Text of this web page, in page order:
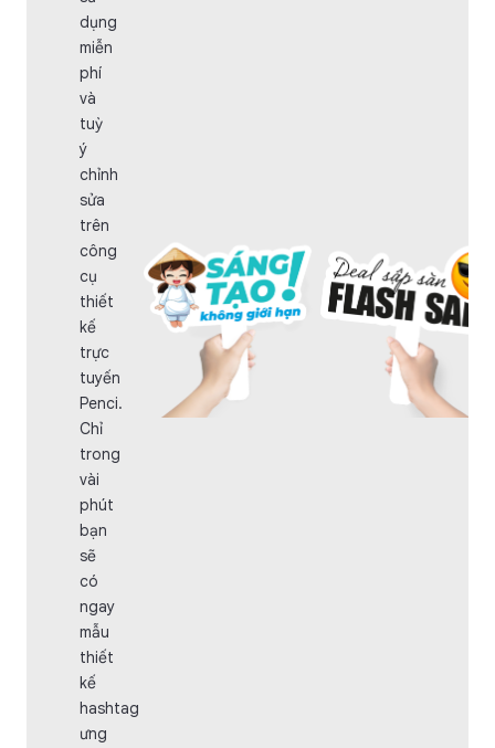
dụng
miễn
phí
và
tuỳ
ý
chỉnh
sửa
trên
công
cụ
thiết
kế
trực
tuyến
Penci.
Chỉ
trong
vài
phút
bạn
sẽ
có
ngay
mẫu
thiết
kế
hashtag
ưng